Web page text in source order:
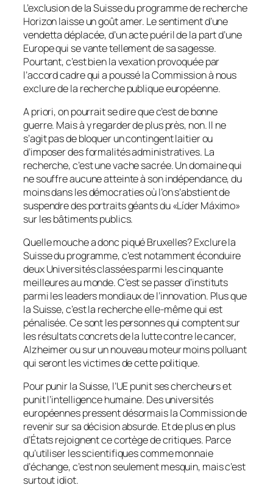
L’exclusion de la Suisse du programme de recherche
Horizon laisse un goût amer. Le sentiment d’une
vendetta déplacée, d’un acte puéril de la part d’une
Europe qui se vante tellement de sa sagesse.
Pourtant, c’est bien la vexation provoquée par
l’accord cadre qui a poussé la Commission à nous
exclure de la recherche publique européenne.
A priori, on pourrait se dire que c’est de bonne
guerre. Mais à y regarder de plus près, non. Il ne
s’agit pas de bloquer un contingent laitier ou
d’imposer des formalités administratives. La
recherche, c’est une vache sacrée. Un domaine qui
ne souffre aucune atteinte à son indépendance, du
moins dans les démocraties où l’on s’abstient de
suspendre des portraits géants du «Líder Máximo»
sur les bâtiments publics.
Quelle mouche a donc piqué Bruxelles? Exclure la
Suisse du programme, c’est notamment éconduire
deux Universités classées parmi les cinquante
meilleures au monde. C’est se passer d’instituts
parmi les leaders mondiaux de l’innovation. Plus que
la Suisse, c’est la recherche elle-même qui est
pénalisée. Ce sont les personnes qui comptent sur
les résultats concrets de la lutte contre le cancer,
Alzheimer ou sur un nouveau moteur moins polluant
qui seront les victimes de cette politique.
Pour punir la Suisse, l’UE punit ses chercheurs et
punit l’intelligence humaine. Des universités
européennes pressent désormais la Commission de
revenir sur sa décision absurde. Et de plus en plus
d’États rejoignent ce cortège de critiques. Parce
qu’utiliser les scientifiques comme monnaie
d’échange, c’est non seulement mesquin, mais c’est
surtout idiot.